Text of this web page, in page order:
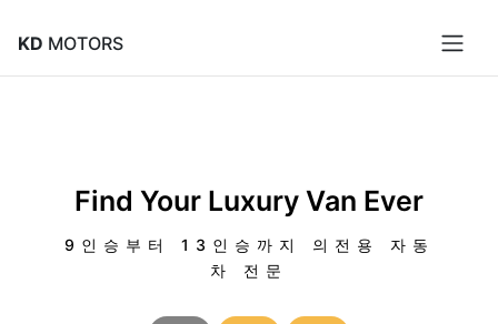
KD MOTORS
Find Your Luxury Van Ever
9인승부터 13인승까지 의전용 자동
차 전문